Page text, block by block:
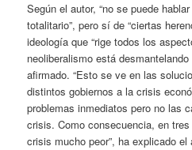
Según el autor, “no se puede
totalitario”, pero sí de “ciertas
ideología que “rige todos los
neoliberalismo está
afirmado. “Esto se ve en las
distintos gobiernos a la crisis
problemas inmediatos pero no las
crisis. Como consecuencia, en
crisis mucho peor”, ha explicado el